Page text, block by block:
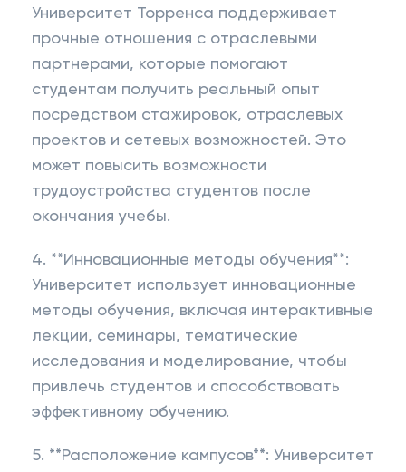
Университет Торренса поддерживает
прочные отношения с отраслевыми
партнерами, которые помогают
студентам получить реальный опыт
посредством стажировок, отраслевых
проектов и сетевых возможностей. Это
может повысить возможности
трудоустройства студентов после
окончания учебы.
4. **Инновационные методы обучения**:
Университет использует инновационные
методы обучения, включая интерактивные
лекции, семинары, тематические
исследования и моделирование, чтобы
привлечь студентов и способствовать
эффективному обучению.
5. **Расположение кампусов**: Университет